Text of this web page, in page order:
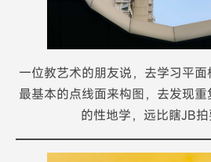
一位教艺术的朋友说，去学习平
最基本的点线面来构图，去发现
的性地学，远比瞎JB拍